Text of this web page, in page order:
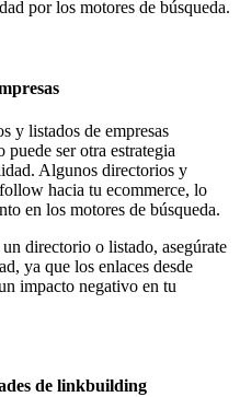
por los motores de búsqueda.
y listados de empresas
ser otra estrategia
Algunos directorios y
hacia tu ecommerce, lo
en los motores de búsqueda.
directorio o listado, asegúrate
ya que los enlaces desde
impacto negativo en tu
de linkbuilding